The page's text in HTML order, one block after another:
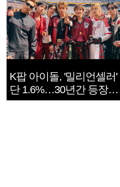
K팝 아이돌, '밀리언셀러'
단 1.6%…30년간 등장
1182개팀 전수조사